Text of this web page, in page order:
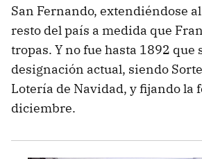
San Fernando, extendiéndose
resto del país a medida que
tropas. Y no fue hasta 1892 que
designación actual, siendo
Lotería de Navidad, y fijando la
diciembre.